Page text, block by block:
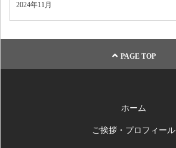
2024年11月
PAGE TOP
ホーム
ご挨拶・プロフィール